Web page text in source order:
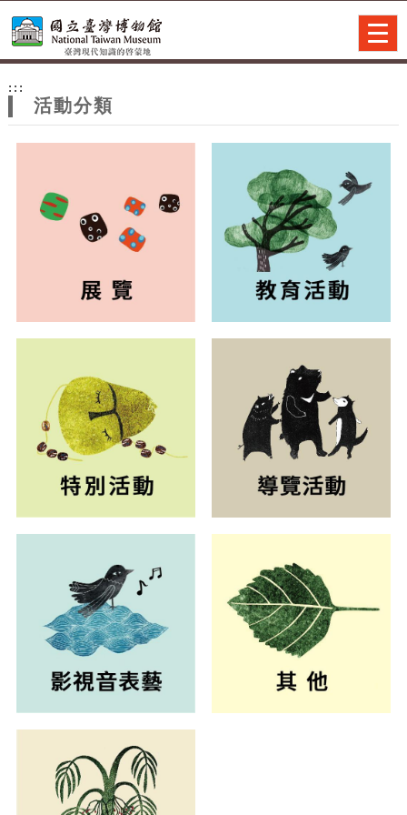
網
站
主
:::
活動分類